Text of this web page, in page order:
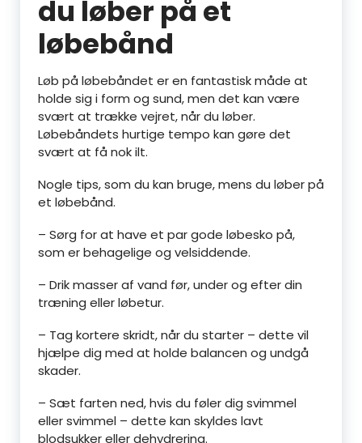
du løber på et
løbebånd
Løb på løbebåndet er en fantastisk måde at
holde sig i form og sund, men det kan være
svært at trække vejret, når du løber.
Løbebåndets hurtige tempo kan gøre det
svært at få nok ilt.
Nogle tips, som du kan bruge, mens du løber på
et løbebånd.
– Sørg for at have et par gode løbesko på,
som er behagelige og velsiddende.
– Drik masser af vand før, under og efter din
træning eller løbetur.
– Tag kortere skridt, når du starter – dette vil
hjælpe dig med at holde balancen og undgå
skader.
– Sæt farten ned, hvis du føler dig svimmel
eller svimmel – dette kan skyldes lavt
blodsukker eller dehydrering.